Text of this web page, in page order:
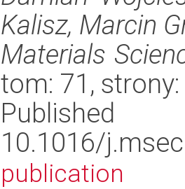
Kalisz, Marcin
Materials
tom: 71,
Published
10.1016/
publication